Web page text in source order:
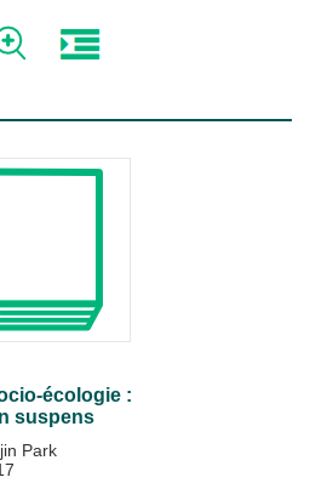
écologie :
suspens
Park